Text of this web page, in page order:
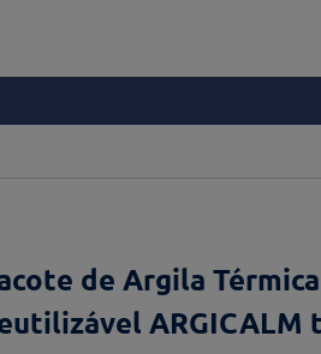
de Argila Térmica
ARGICALM